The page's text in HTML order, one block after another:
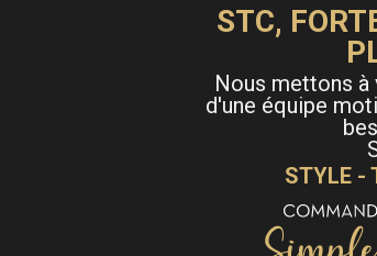
STC,
Nous mettons
d'une équipe
STYLE -